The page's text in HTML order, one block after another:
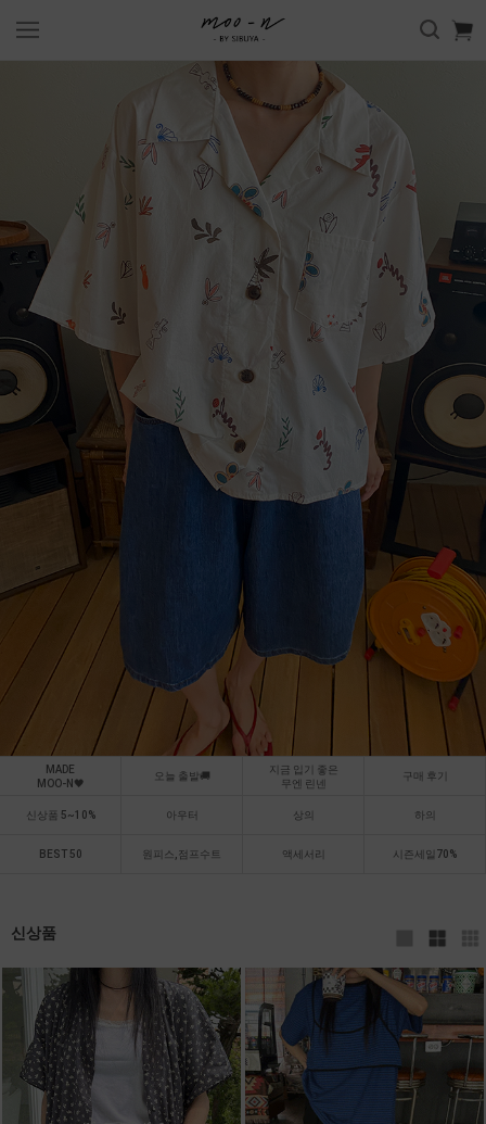
MADE
MOO-N🖤
오늘 출발🚚
지금 입기 좋은
무엔 린넨
구매 후기
신상품 5~10% 아우터 상의 하의
BEST 50 원피스,점프수트 액세서리 시즌세일70%
신상품